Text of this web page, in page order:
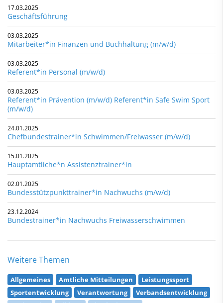
17.03.2025
Geschäftsführung
03.03.2025
Mitarbeiter*in Finanzen und Buchhaltung (m/w/d)
03.03.2025
Referent*in Personal (m/w/d)
03.03.2025
Referent*in Prävention (m/w/d) Referent*in Safe Swim Sport
(m/w/d)
24.01.2025
Chefbundestrainer*in Schwimmen/Freiwasser (m/w/d)
15.01.2025
Hauptamtliche*n Assistenztrainer*in
02.01.2025
Bundesstützpunkttrainer*in Nachwuchs (m/w/d)
23.12.2024
Bundestrainer*in Nachwuchs Freiwasserschwimmen
Weitere Themen
Allgemeines Amtliche Mitteilungen
Leistungssport
Sportentwicklung
Verantwortung
Verbandsentwicklung